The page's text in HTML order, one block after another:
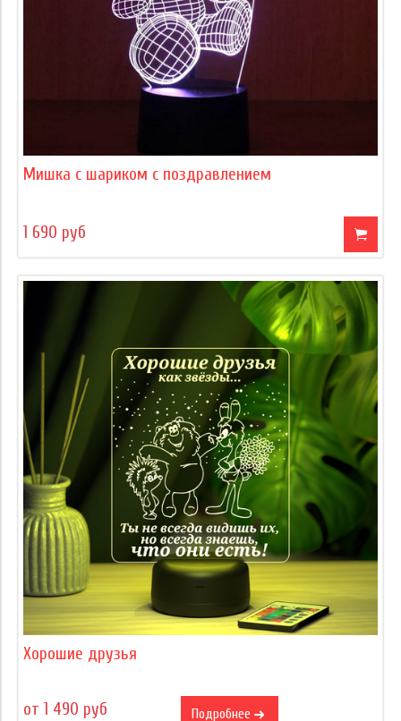
Мишка с шариком с поздравлением
1 690 руб
Хорошие друзья
от 1 490 руб Подробнее